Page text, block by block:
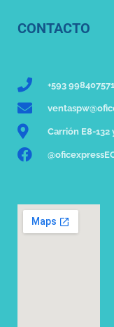
CONTACTO
+593
Carrión E8-